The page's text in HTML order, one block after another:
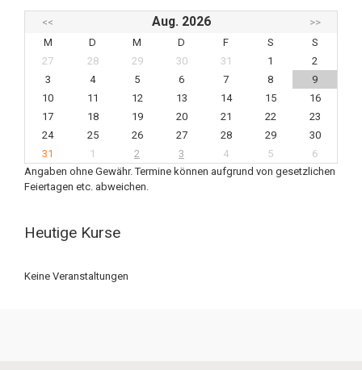
<< Aug. 2026
>>
M
D M D F S
S
27
28 29 30 31 1
2
3
4 5 6 7 8
9
10
11 12 13 14 15
16
17
18 19 20 21 22
23
24
25 26 27 28 29
30
31
1 2 3 4 5
6
Angaben ohne Gewähr. Termine können aufgrund von gesetzlichen
Feiertagen etc. abweichen.
Heutige Kurse
Keine Veranstaltungen